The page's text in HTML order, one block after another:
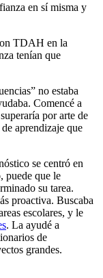
en sí misma y
TDAH en la
tenían que
no estaba
Comencé a
por arte de
aprendizaje que
se centró en
puede que le
su tarea.
proactiva. Buscaba
escolares, y le
. La ayudé a
de
grandes.